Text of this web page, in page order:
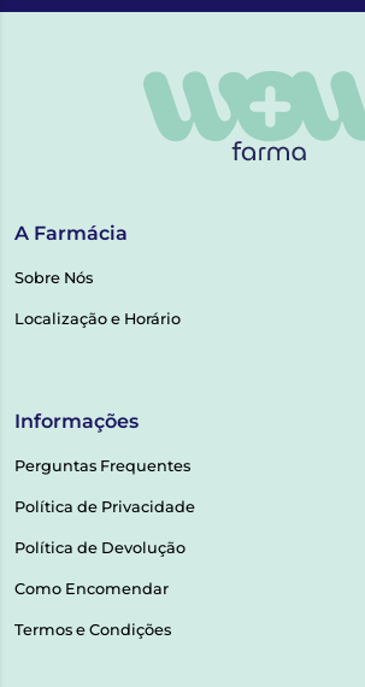
A Farmácia
Sobre Nós
Localização e Horário
Informações
Perguntas Frequentes
Política de Privacidade
Política de Devolução
Como Encomendar
Termos e Condições